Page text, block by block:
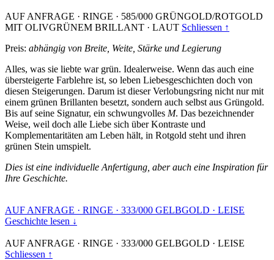
AUF ANFRAGE · RINGE · 585/000 GRÜNGOLD/ROTGOLD
MIT OLIVGRÜNEM BRILLANT · LAUT Schliessen ↑
Preis: abhängig von Breite, Weite, Stärke und Legierung
Alles, was sie liebte war grün. Idealerweise. Wenn das auch eine
übersteigerte Farblehre ist, so leben Liebesgeschichten doch von
diesen Steigerungen. Darum ist dieser Verlobungsring nicht nur mit
einem grünen Brillanten besetzt, sondern auch selbst aus Grüngold.
Bis auf seine Signatur, ein schwungvolles M. Das bezeichnender
Weise, weil doch alle Liebe sich über Kontraste und
Komplementaritäten am Leben hält, in Rotgold steht und ihren
grünen Stein umspielt.
Dies ist eine individuelle Anfertigung, aber auch eine Inspiration für
Ihre Geschichte.
AUF ANFRAGE · RINGE · 333/000 GELBGOLD · LEISE
Geschichte lesen ↓
AUF ANFRAGE · RINGE · 333/000 GELBGOLD · LEISE
Schliessen ↑